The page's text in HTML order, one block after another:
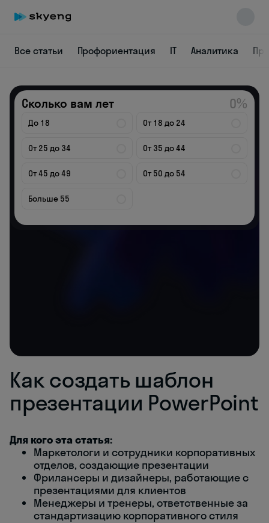
Все статьи Профориентация IT Аналитика
Как создать шаблон
презентации PowerPoint
Для кого эта статья:
Маркетологи и сотрудники корпоративных
отделов, создающие презентации
Фрилансеры и дизайнеры, работающие с
презентациями для клиентов
Менеджеры и тренеры, ответственные за
стандартизацию корпоративного стиля
online